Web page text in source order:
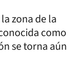
zona de la
como
se torna aún